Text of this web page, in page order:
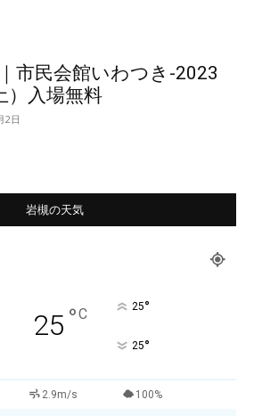
市民会館いわつき-2023
）入場無料
2日
岩槻の天気
25 °C 25°
25°
2.9m/s 100%